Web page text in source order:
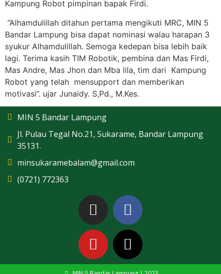
Kampung Robot pimpinan bapak Firdi.
“Alhamdulillah ditahun pertama mengikuti MRC, MIN 5
Bandar Lampung bisa dapat nominasi walau harapan 3
syukur Alhamdulillah. Semoga kedepan bisa lebih baik
lagi. Terima kasih TIM Robotik, pembina dan Mas Firdi,
Mas Andre, Mas Jhon dan Mba lila, tim dari Kampung
Robot yang telah mensupport dan memberikan
motivasi”. ujar Junaidy. S,Pd., M.Kes.
MIN 5 Bandar Lampung
Jl. Pulau Tegal No.21, Sukarame, Bandar Lampung
35131.
minsukaramebalam@gmail.com
(0721) 772363